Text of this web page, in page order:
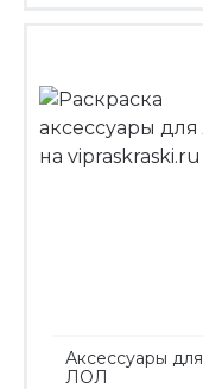
Аксессуары для
ЛОЛ